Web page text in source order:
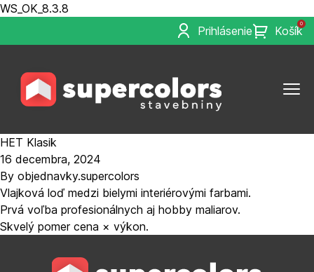
WS_OK_8.3.8
Prihlásenie
0
Košík
HET Klasik
16 decembra, 2024
By objednavky.supercolors
Vlajková loď medzi bielymi interiérovými farbami.
Prvá voľba profesionálnych aj hobby maliarov.
Skvelý pomer cena × výkon.